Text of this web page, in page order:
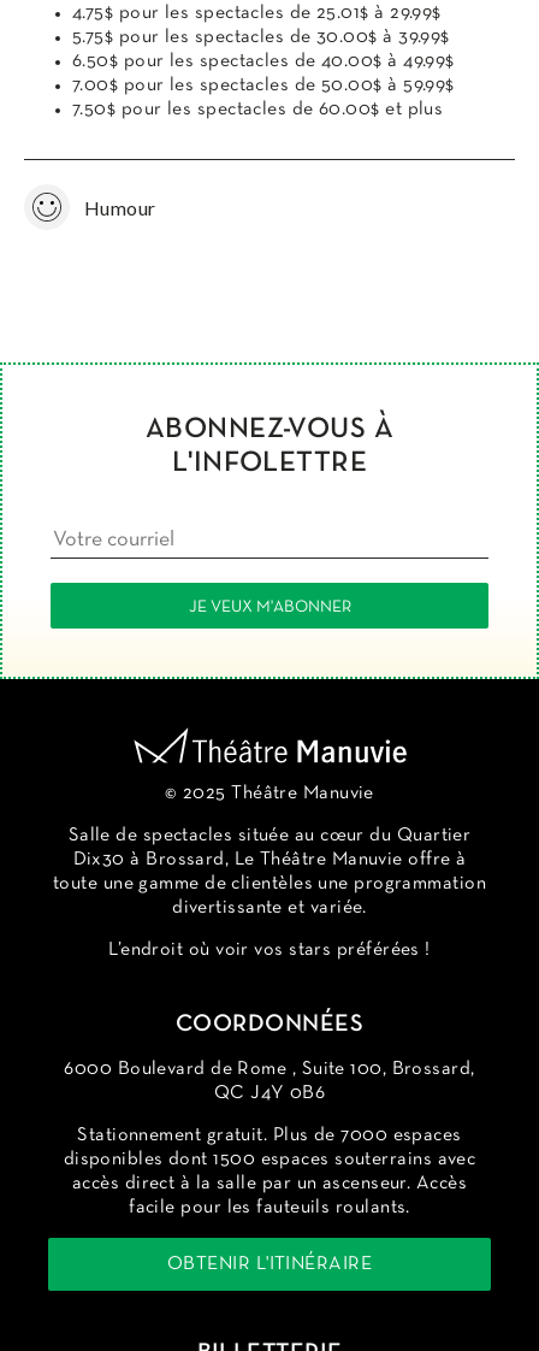
4.75$ pour les spectacles de 25.01$ à 29.99$
5.75$ pour les spectacles de 30.00$ à 39.99$
6.50$ pour les spectacles de 40.00$ à 49.99$
7.00$ pour les spectacles de 50.00$ à 59.99$
7.50$ pour les spectacles de 60.00$ et plus
Humour
ABONNEZ-VOUS À
L'INFOLETTRE
© 2025 Théâtre Manuvie
Salle de spectacles située au cœur du Quartier
Dix30 à Brossard, Le Théâtre Manuvie offre à
toute une gamme de clientèles une programmation
divertissante et variée.
L’endroit où voir vos stars préférées !
COORDONNÉES
6000 Boulevard de Rome , Suite 100, Brossard,
QC J4Y 0B6
Stationnement gratuit. Plus de 7000 espaces
disponibles dont 1500 espaces souterrains avec
accès direct à la salle par un ascenseur. Accès
facile pour les fauteuils roulants.
OBTENIR L'ITINÉRAIRE